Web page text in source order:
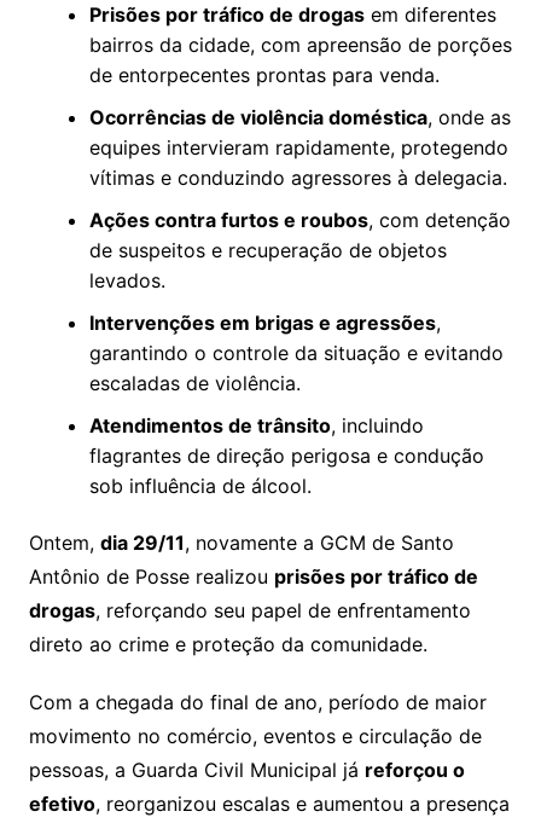
Prisões por tráfico de drogasem diferentes
bairros da cidade, com apreensão de porções
de entorpecentes prontas para venda.
Ocorrências de violência doméstica, onde as
equipes intervieram rapidamente, protegendo
vítimas e conduzindo agressores à delegacia.
Ações contra furtos e roubos, com detenção
de suspeitos e recuperação de objetos
levados.
Intervenções em brigas e agressões,
garantindo o controle da situação e evitando
escaladas de violência.
Atendimentos de trânsito, incluindo
flagrantes de direção perigosa e condução
sob influência de álcool.
Ontem, dia 29/11, novamente a GCM de Santo
Antônio de Posse realizou prisões por tráfico de
drogas, reforçando seu papel de enfrentamento
direto ao crime e proteção da comunidade.
Com a chegada do final de ano, período de maior
movimento no comércio, eventos e circulação de
pessoas, a Guarda Civil Municipal já reforçou o
efetivo, reorganizou escalas e aumentou a presença